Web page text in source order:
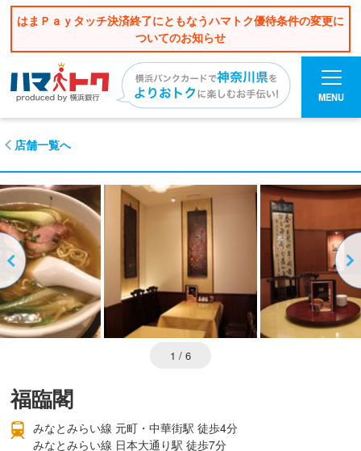
はまＰａｙタッチ決済終了にともなうハマトク優待条件の変更に
ついてのお知らせ
MENU
店舗一覧へ
1 / 6
福臨閣
みなとみらい線 元町・中華街駅 徒歩4分
みなとみらい線 日本大通り駅 徒歩7分